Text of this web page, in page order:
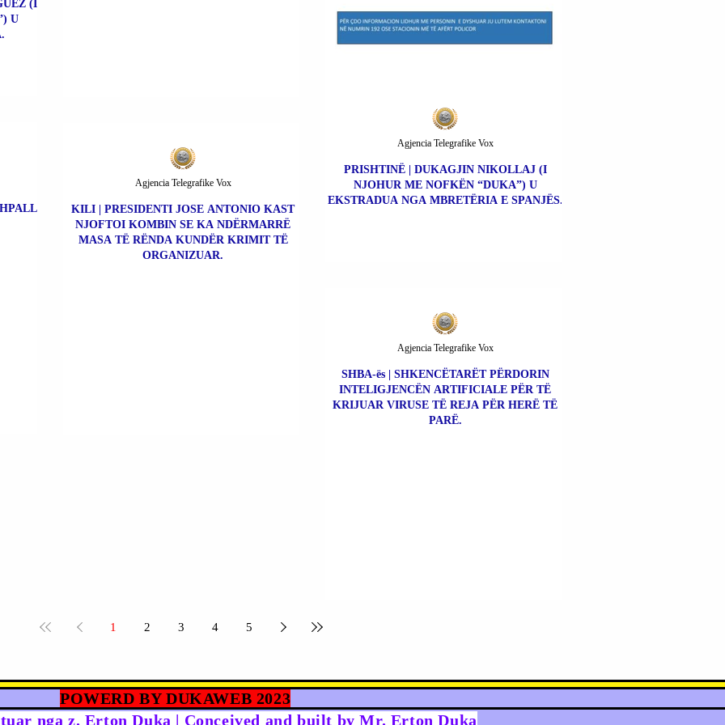
(I
U
PRISHTINË | DUKAGJIN NIKOLLAJ (I
NJOHUR ME NOFKËN “DUKA”) U
EKSTRADUA NGA MBRETËRIA E SPANJËS.
Agjencia Telegrafike Vox
KILI | PRESIDENTI JOSE ANTONIO KAST
NJOFTOI KOMBIN SE KA NDËRMARRË
MASA TË RËNDA KUNDËR KRIMIT TË
ORGANIZUAR.
Agjencia Telegrafike Vox
SHBA-ës | SHKENCËTARËT PËRDORIN
INTELIGJENCËN ARTIFICIALE PËR TË
KRIJUAR VIRUSE TË REJA PËR HERË TË
PARË.
Agjencia Telegrafike Vox
1 2 3 4 5
POWERD BY DUKAWEB 2023
nga z. Erton Duka | Conceived and built by Mr. Erton Duka